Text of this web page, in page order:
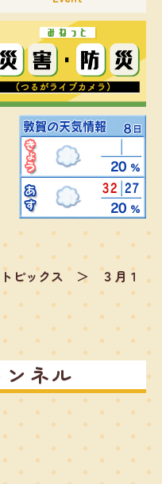
ピックス ＞
３月１
ネル